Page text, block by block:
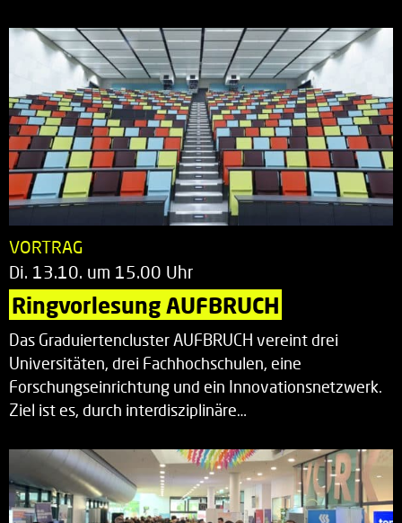
VORTRAG
Di. 13.10. um 15.00 Uhr
Ringvorlesung AUFBRUCH
Das Graduiertencluster AUFBRUCH vereint drei
Universitäten, drei Fachhochschulen, eine
Forschungseinrichtung und ein Innovationsnetzwerk.
Ziel ist es, durch interdisziplinäre…